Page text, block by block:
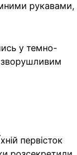
рукавами,
у темно-
зворушливим
первісток